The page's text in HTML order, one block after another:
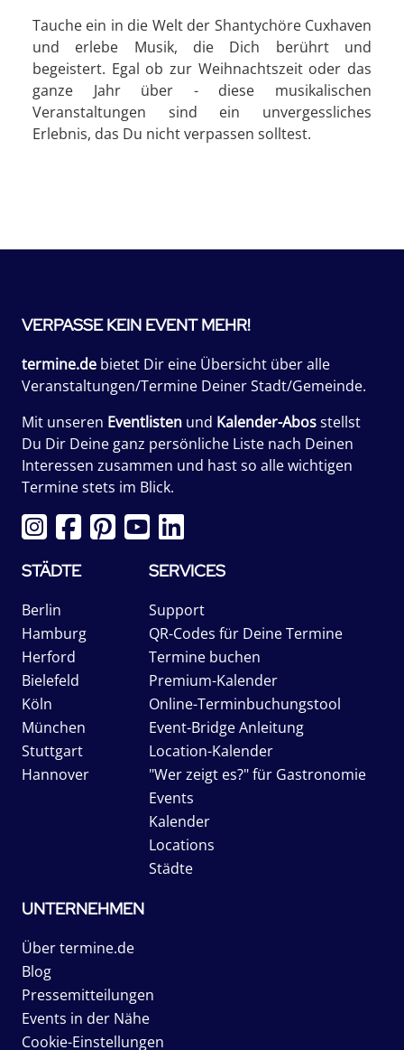
Tauche ein in die Welt der Shantychöre Cuxhaven
und erlebe Musik, die Dich berührt und
begeistert. Egal ob zur Weihnachtszeit oder das
ganze Jahr über - diese musikalischen
Veranstaltungen sind ein unvergessliches
Erlebnis, das Du nicht verpassen solltest.
VERPASSE KEIN EVENT MEHR!
termine.de bietet Dir eine Übersicht über alle
Veranstaltungen/Termine Deiner Stadt/Gemeinde.
Mit unseren Eventlisten und Kalender-Abosstellst
Du Dir Deine ganz persönliche Liste nach Deinen
Interessen zusammen und hast so alle wichtigen
Termine stets im Blick.
STÄDTE
Berlin
Hamburg
Herford
Bielefeld
Köln
München
Stuttgart
Hannover
SERVICES
Support
QR-Codes für Deine Termine
Termine buchen
Premium-Kalender
Online-Terminbuchungstool
Event-Bridge Anleitung
Location-Kalender
"Wer zeigt es?" für Gastronomie
Events
Kalender
Locations
Städte
UNTERNEHMEN
Über termine.de
Blog
Pressemitteilungen
Events in der Nähe
Cookie-Einstellungen